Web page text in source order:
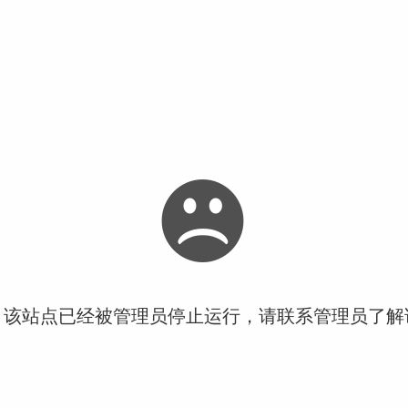
站点已经被管理员停止运行，请联系管理员了